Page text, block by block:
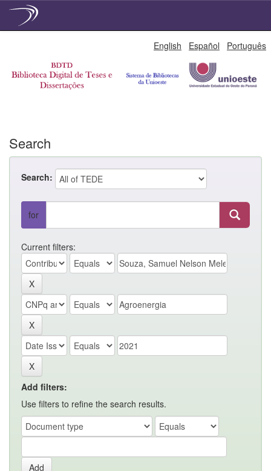
English Español Português
Search
Search:
for
Current filters:
Add filters:
Use filters to refine the search results.